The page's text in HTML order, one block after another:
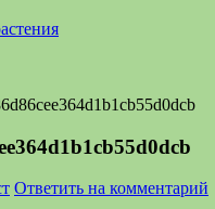
Ответить на комментарий